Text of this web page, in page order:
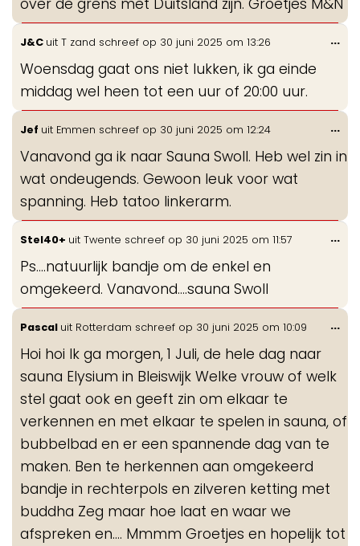
over de grens met Duitsland zijn. Groetjes M&N
J&C uit T zand schreef op 30 juni 2025 om 13:26
Woensdag gaat ons niet lukken, ik ga einde
middag wel heen tot een uur of 20:00 uur.
...
Jef uit Emmen schreef op 30 juni 2025 om 12:24
Vanavond ga ik naar Sauna Swoll. Heb wel zin in
wat ondeugends. Gewoon leuk voor wat
spanning. Heb tatoo linkerarm.
...
Stel40+ uit Twente schreef op 30 juni 2025 om 11:57
Ps....natuurlijk bandje om de enkel en
omgekeerd. Vanavond....sauna Swoll
...
Pascal uit Rotterdam schreef op 30 juni 2025 om 10:09
Hoi hoi Ik ga morgen, 1 Juli, de hele dag naar
sauna Elysium in Bleiswijk Welke vrouw of welk
stel gaat ook en geeft zin om elkaar te
verkennen en met elkaar te spelen in sauna, of
bubbelbad en er een spannende dag van te
maken. Ben te herkennen aan omgekeerd
bandje in rechterpols en zilveren ketting met
buddha Zeg maar hoe laat en waar we
afspreken en.... Mmmm Groetjes en hopelijk tot
...